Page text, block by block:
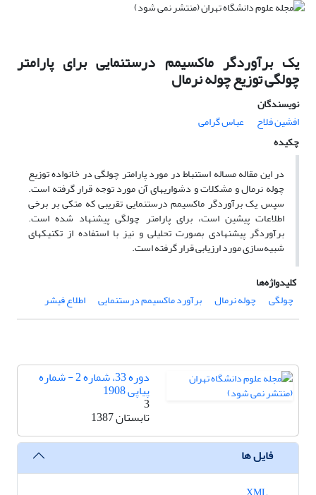
یک برآوردگر ماکسیمم درستنمایی برای پارامتر
چولگی توزیع چوله نرمال
نویسندگان
افشین فلاح
عباس گرامی
چکیده
در این مقاله مساله استنباط در مورد پارامتر چولگی در خانواده توزیع
چوله نرمال و مشکلات و دشواریهای آن مورد توجه قرار گرفته است.
سپس یک برآوردگر ماکسیمم درستنمایی تقریبی که متکی بر برخی
اطلاعات پیشین است، برای پارامتر چولگی پیشنهاد شده است.
برآوردگر پیشنهادی بصورت تحلیلی و نیز با استفاده از تکنیکهای
شبیه‌سازی مورد ارزیابی قرار گرفته است.
کلیدواژه‌ها
چولگی
چوله نرمال برآورد ماکسیمم درستنمایی اطلاع فیشر
دوره 33، شماره 2 - شماره
پیاپی 1908
3
تابستان 1387
فایل ها